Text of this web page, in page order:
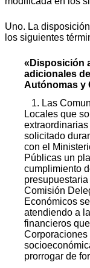
Uno. La
los siguientes
«Disposición
adicionales
Autónomas y
1. Las
Locales que
solicitado
con el
Públicas un
cumplimiento
Comisión
Económicos
atendiendo a
financieros
prorrogar de